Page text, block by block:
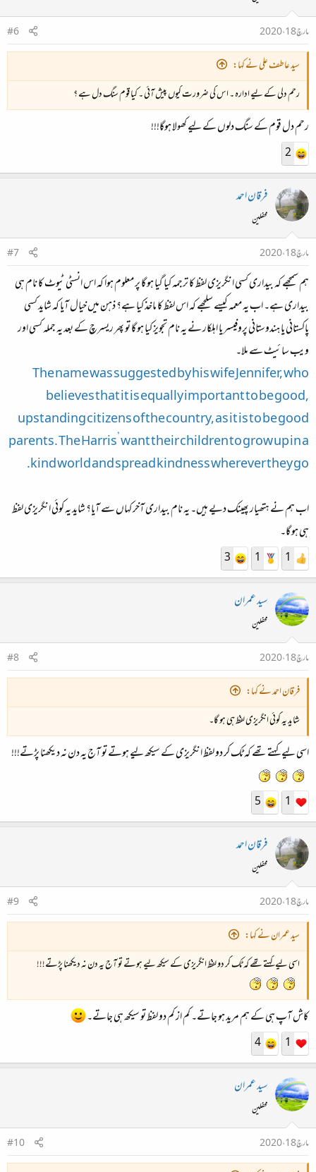
مارچ 18، 2020
#6
سید عاطف علی نے کہا:
رحم دلی کے لیے ادارہ ۔ اس کی ضرورت کیوں پیش آئی ۔ کیا قوم سنگ دل ہے ؟
رحم دل قوم کے سنگ دلوں کے لیے کھولا ہوگا!!!
2
فرقان احمد
محفلین
مارچ 18، 2020
#7
ہم سمجھے کہ بیداری کسی انگریزی لفظ کا ترجمہ کیا گیا ہو گا پر معلوم ہوا کہ اس انسٹی ٹیوٹ کا نام ہی
بیداری ہے۔ اب یہ معمہ کیسے سلجھے کہ اس لفظ کا ماخذ کیا ہے؟ ذہن میں خیال آیا کہ شاید کسی
پاکستانی یا ہندوستانی پروفیسر یا اہلکار نے یہ نام تجویز کیا ہو گا تو پھر ریسرچ کے بعد یہ جملہ کسی اور
ویب سائیٹ سے ملا۔
The name was suggested by his wife Jennifer, who
believes that it is equally important to be good,
upstanding citizens of the country, as it is to be good
parents. The Harris’ want their children to grow up in a
kind world and spread kindness wherever they go.
اب ہم نے ہتھیار پھینک دیے ہیں۔ یہ نام بیداری آخر کہاں سے آیا؟ شاید یہ کوئی انگریزی لفظ
ہی ہو گا۔
1
1
3
سید عمران
محفلین
مارچ 18، 2020
#8
فرقان احمد نے کہا:
شاید یہ کوئی انگریزی لفظ ہی ہو گا۔
اسی لیے کہتے تھے کہ ٹک کر دو لفظ انگریزی کے سیکھ لیے ہوتے تو آج یہ دن نہ دیکھنا پڑتے!!!
1
5
فرقان احمد
محفلین
مارچ 18، 2020
#9
سید عمران نے کہا:
اسی لیے کہتے تھے کہ ٹک کر دو لفظ انگریزی کے سیکھ لیے ہوتے تو آج یہ دن نہ دیکھنا پڑتے!!!
کاش آپ ہی کے ہم مرید ہو جاتے۔ کم از کم دو لفظ تو سیکھ ہی جاتے۔
1
4
سید عمران
محفلین
مارچ 18، 2020
#10